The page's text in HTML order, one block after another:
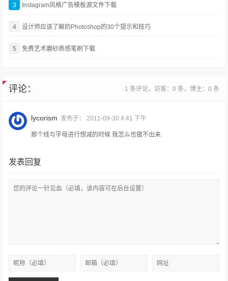
3 Instagram风格广告模板源文件下载
4 设计师应该了解的Photoshop的30个提示和技巧
5 免费艺术磨砂质感笔刷下载
评论： 1 条评论，访客：0 条，博主：0 条
lycorism 发布于： 2011-09-30 4:41 下午
那个线与字母进行想减的时候 我怎么也做不出来
发表回复